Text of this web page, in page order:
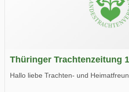
Thüringer Trachtenzeitung
Hallo liebe Trachten- und